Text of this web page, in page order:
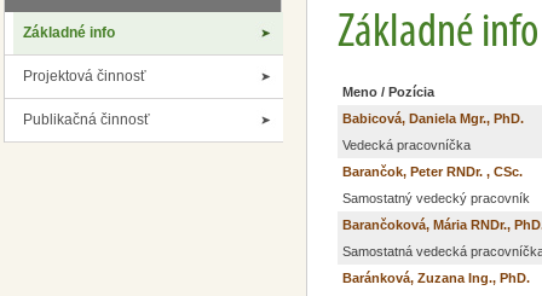
Základné info
Projektová činnosť
Publikačná činnosť
Základné info
Meno / Pozícia
Babicová, Daniela Mgr., PhD.
Vedecká pracovníčka
Barančok, Peter RNDr. , CSc.
Samostatný vedecký pracovník
Barančoková, Mária RNDr.,
Samostatná vedecká
Baránková, Zuzana Ing., PhD.